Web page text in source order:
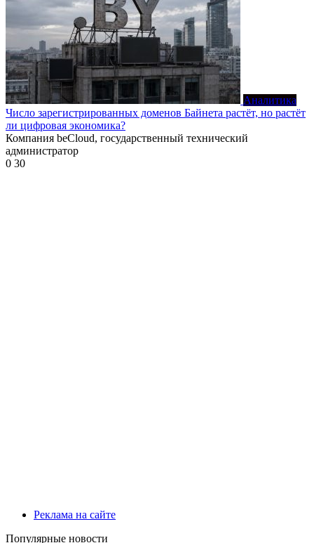
Аналитика
Число зарегистрированных доменов Байнета растёт, но растёт
ли цифровая экономика?
Компания beCloud, государственный технический
администратор
0 30
Реклама на сайте
Популярные новости